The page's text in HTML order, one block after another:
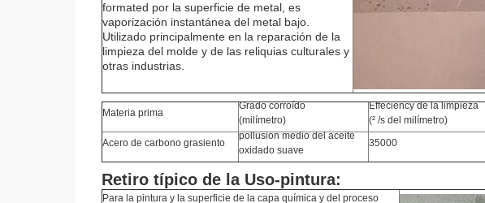
formated por la superficie de metal, es
vaporización instantánea del metal bajo.
Utilizado principalmente en la reparación de la
limpieza del molde y de las reliquias culturales y
otras industrias.
Materia prima
Grado corroído
(milímetro)
Effeciency de la limpieza
(² /s del milímetro)
Acero de carbono grasiento
pollusion medio del aceite
oxidado suave
35000
Retiro típico de la Uso-pintura:
Para la pintura y la superficie de la capa química y del proceso